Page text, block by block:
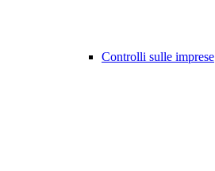
Controlli sulle imprese